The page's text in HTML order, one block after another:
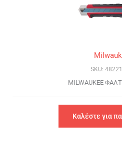
SKU:
MILWAUKEE
Καλέστε για